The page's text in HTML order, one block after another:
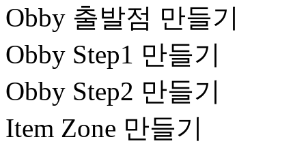
Obby 출발점 만들기
Obby Step1 만들기
Obby Step2 만들기
Item Zone 만들기